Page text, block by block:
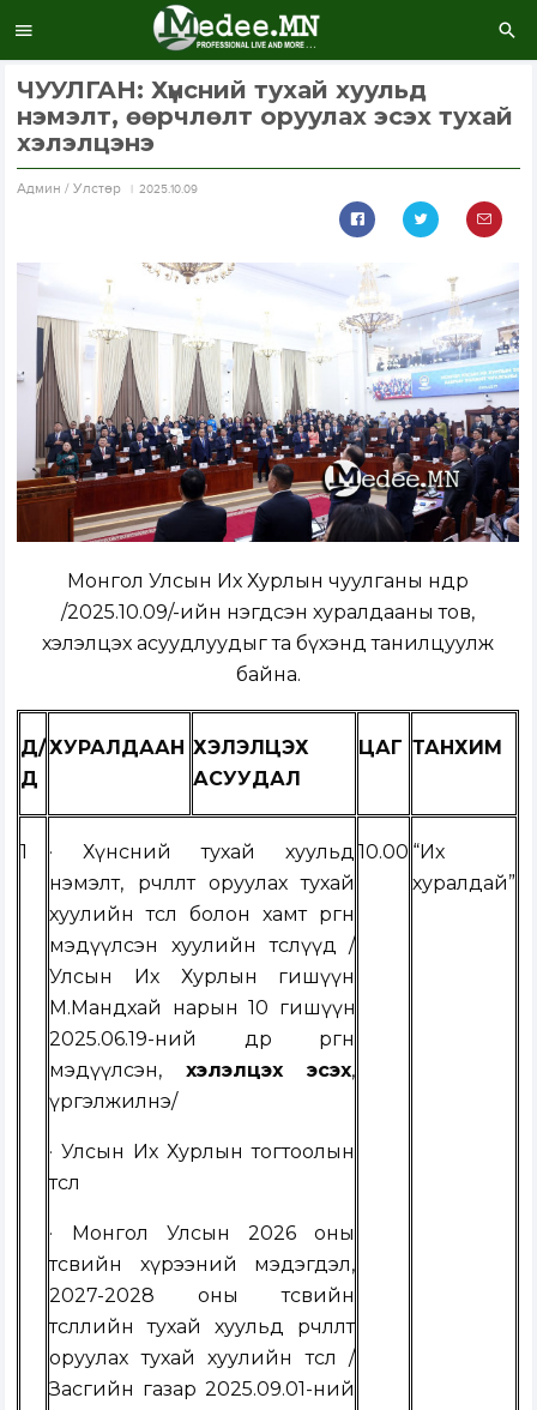
ЧУУЛГАН: Хүнсний тухай хуульд
нэмэлт, өөрчлөлт оруулах эсэх тухай
хэлэлцэнэ
Aдмин / Улстөр 2025.10.09
Монгол Улсын Их Хурлын чуулганы өнөөдөр
/2025.10.09/-ийн нэгдсэн хуралдааны тов,
хэлэлцэх асуудлуудыг та бүхэнд танилцуулж
байна.
Д/
Д
ХУРАЛДААН ХЭЛЭЛЦЭХ
АСУУДАЛ
ЦАГ ТАНХИМ
1 ·Хүнсний тухай хуульд
нэмэлт, өөрчлөлт оруулах тухай
хуулийн төсөл болон хамт өргөн
мэдүүлсэн хуулийн төслүүд /
Улсын Их Хурлын гишүүн
М.Мандхай нарын 10 гишүүн
2025.06.19-ний
өдөр өргөн
мэдүүлсэн,
хэлэлцэх эсэх,
үргэлжилнэ/
· Улсын Их Хурлын тогтоолын
төсөл
·
Монгол Улсын 2026 оны
төсвийн хүрээний мэдэгдэл,
2027-2028 оны төсвийн
төсөөллийн тухай хуульд өөрчлөлт
оруулах тухай хуулийн төсөл
/
Засгийн газар 2025.09.01 -ний
10.00 “Их
хуралдай”